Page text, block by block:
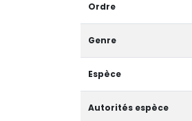
Ordre
Genre
Espèce
Autorités espèce